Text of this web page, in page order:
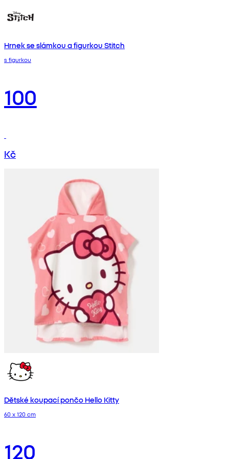
Hrnek se slámkou a figurkou Stitch
s figurkou
100
Kč
Dětské koupací pončo Hello Kitty
60 x 120 cm
120